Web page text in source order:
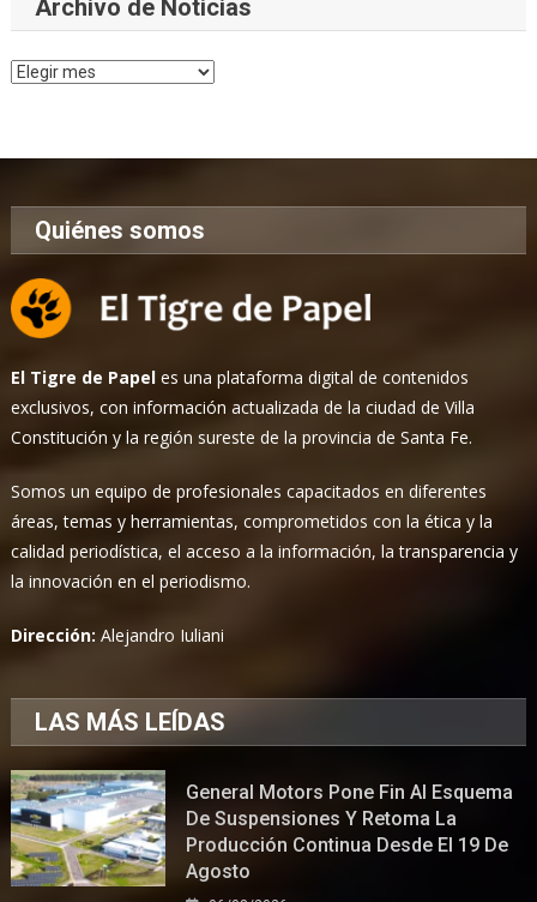
Archivo de Noticias
Archivo
Quiénes somos
El Tigre de Papel es una plataforma digital de contenidos
exclusivos, con información actualizada de la ciudad de Villa
Constitución y la región sureste de la provincia de Santa Fe.
Somos un equipo de profesionales capacitados en diferentes
áreas, temas y herramientas, comprometidos con la ética y la
calidad periodística, el acceso a la información, la transparencia y
la innovación en el periodismo.
Dirección:Alejandro Iuliani
LAS MÁS LEÍDAS
General Motors Pone Fin Al Esquema
De Suspensiones Y Retoma La
Producción Continua Desde El 19 De
Agosto